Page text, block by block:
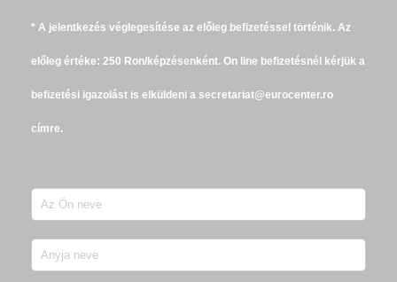
* A jelentkezés véglegesítése az előleg befizetéssel történik. Az
előleg értéke: 250 Ron/képzésenként. On line befizetésnél kérjük a
befizetési igazolást is elküldeni a secretariat@eurocenter.ro
címre.